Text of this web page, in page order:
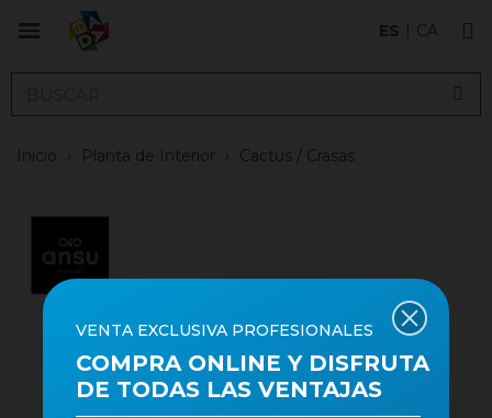
ES CA
Inicio Planta de Interior Cactus / Crasas
VENTA EXCLUSIVA PROFESIONALES
COMPRA ONLINE Y DISFRUTA
DE TODAS LAS VENTAJAS